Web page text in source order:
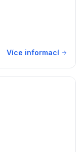
Více informací